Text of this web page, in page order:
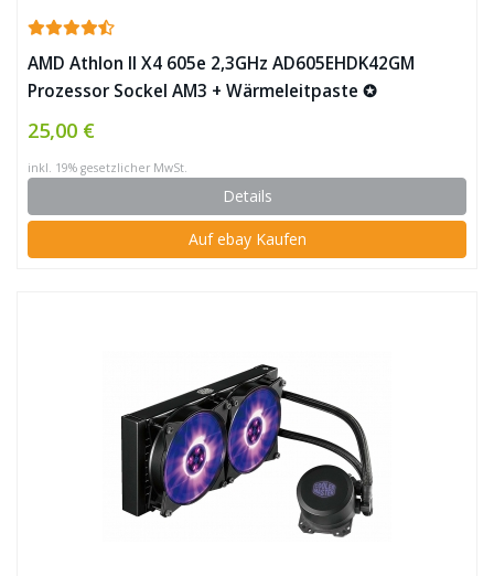
AMD Athlon II X4 605e 2,3GHz AD605EHDK42GM
Prozessor Sockel AM3 + Wärmeleitpaste ✪
25,00 €
inkl. 19% gesetzlicher MwSt.
Details
Auf ebay Kaufen